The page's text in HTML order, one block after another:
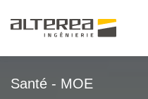
Santé - MOE